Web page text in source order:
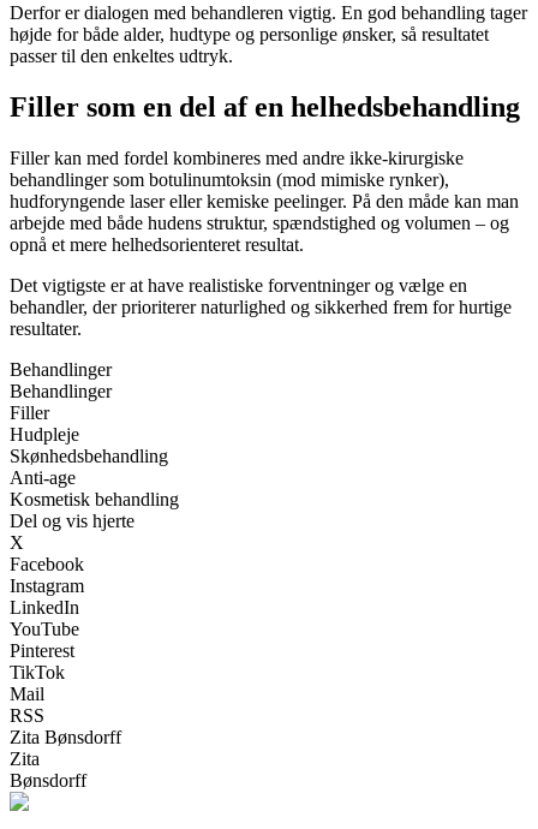
Derfor er dialogen med behandleren vigtig. En god behandling tager
højde for både alder, hudtype og personlige ønsker, så resultatet
passer til den enkeltes udtryk.
Filler som en del af en helhedsbehandling
Filler kan med fordel kombineres med andre ikke-kirurgiske
behandlinger som botulinumtoksin (mod mimiske rynker),
hudforyngende laser eller kemiske peelinger. På den måde kan man
arbejde med både hudens struktur, spændstighed og volumen – og
opnå et mere helhedsorienteret resultat.
Det vigtigste er at have realistiske forventninger og vælge en
behandler, der prioriterer naturlighed og sikkerhed frem for hurtige
resultater.
Behandlinger
Behandlinger
Filler
Hudpleje
Skønhedsbehandling
Anti-age
Kosmetisk behandling
Del og vis hjerte
X
Facebook
Instagram
LinkedIn
YouTube
Pinterest
TikTok
Mail
RSS
Zita Bønsdorff
Zita
Bønsdorff